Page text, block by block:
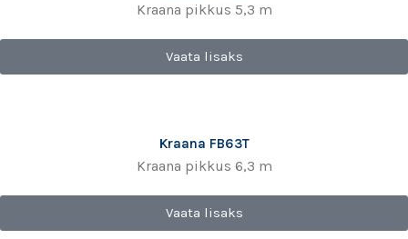
Kraana pikkus 5,3 m
Vaata lisaks
Kraana FB63T
Kraana pikkus 6,3 m
Vaata lisaks